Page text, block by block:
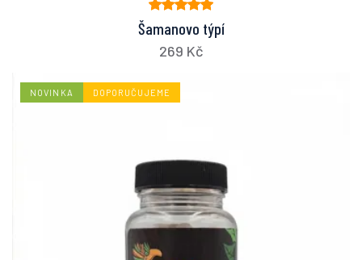
Šamanovo týpí
269 Kč
NOVINKA DOPORUČUJEME